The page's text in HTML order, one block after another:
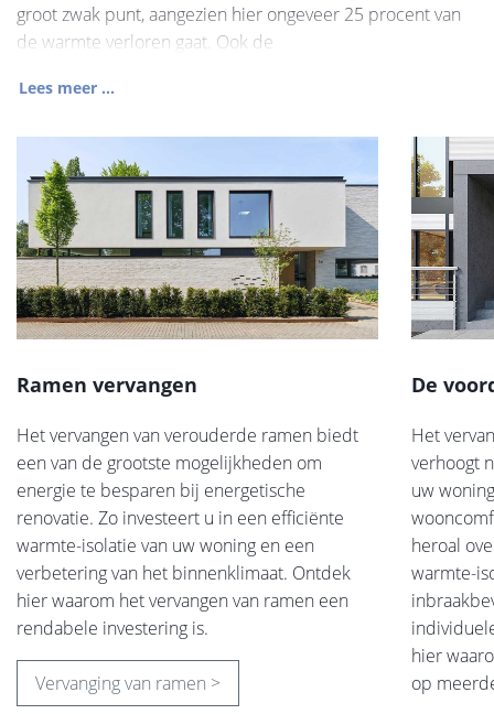
groot zwak punt, aangezien hier ongeveer 25 procent van
de warmte verloren gaat. Ook de
Lees meer ...
Ramen vervangen
Het vervangen van verouderde ramen biedt
een van de grootste mogelijkheden om
energie te besparen bij energetische
renovatie. Zo investeert u in een efficiënte
warmte-isolatie van uw woning en een
verbetering van het binnenklimaat. Ontdek
hier waarom het vervangen van ramen een
rendabele investering is.
Vervanging van ramen >
De
Het
verhoogt
uw
heroal
warmte-
hier
op